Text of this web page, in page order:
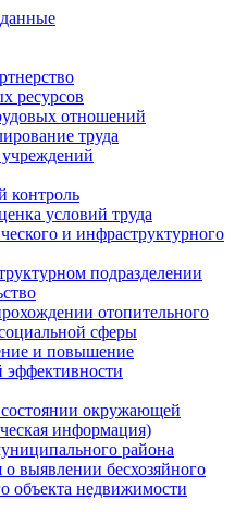
ресурсов
отношений
труда
учреждений
контроль
условий труда
и инфраструктурного
подразделении
отопительного
сферы
и повышение
эффективности
окружающей
информация)
района
выявлении бесхозяйного
объекта недвижимости